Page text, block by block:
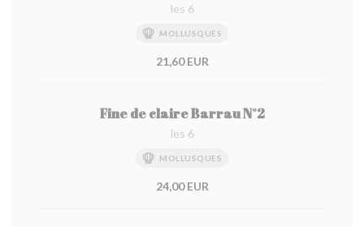
les 6
MOLLUSQUES
21,60 EUR
Fine de claire Barrau N°2
les 6
MOLLUSQUES
24,00 EUR